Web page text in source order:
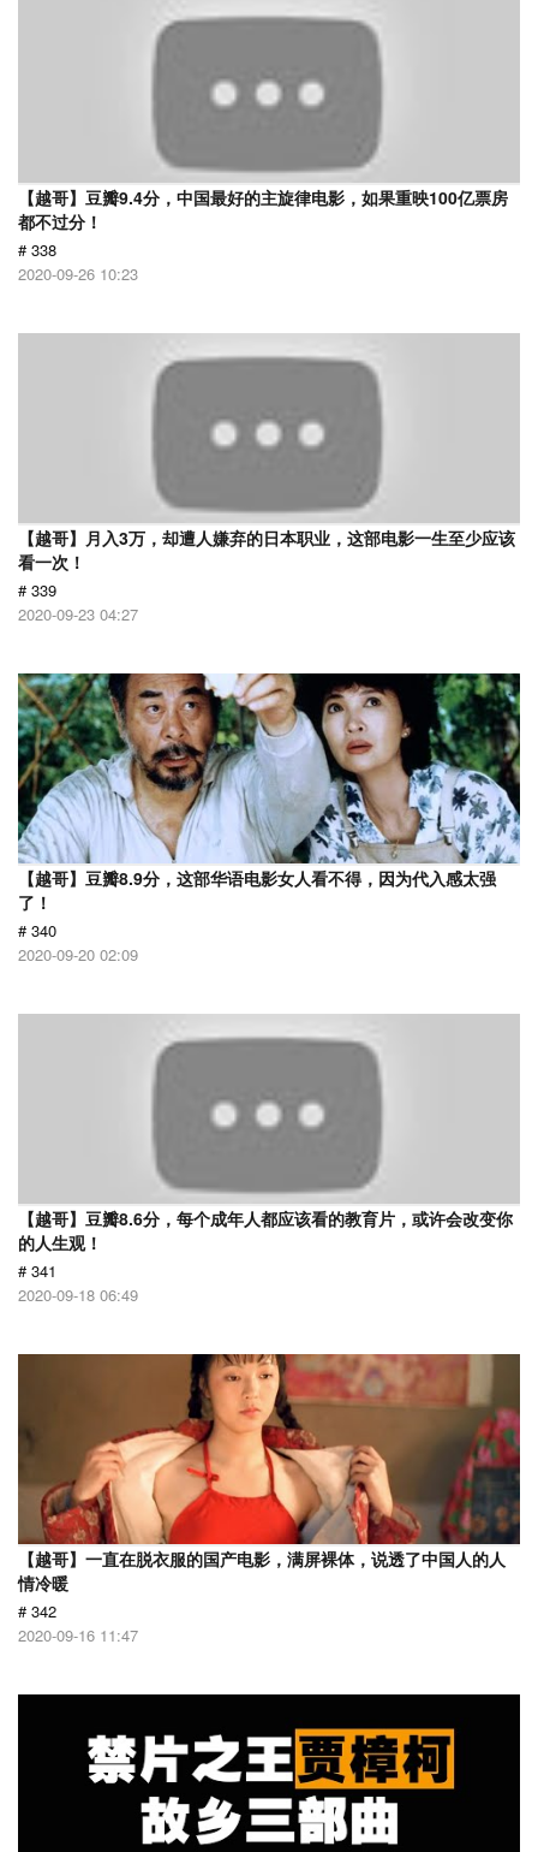
【越哥】豆瓣9.4分，中国最好的主旋律电影，如果重映100亿票房
都不过分！
# 338
2020-09-26 10:23
【越哥】月入3万，却遭人嫌弃的日本职业，这部电影一生至少应该
看一次！
# 339
2020-09-23 04:27
【越哥】豆瓣8.9分，这部华语电影女人看不得，因为代入感太强
了！
# 340
2020-09-20 02:09
【越哥】豆瓣8.6分，每个成年人都应该看的教育片，或许会改变你
的人生观！
# 341
2020-09-18 06:49
【越哥】一直在脱衣服的国产电影，满屏裸体，说透了中国人的人
情冷暖
# 342
2020-09-16 11:47